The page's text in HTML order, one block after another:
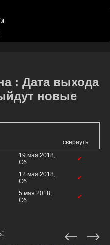
: Дата выхода
новые
свернуть
19 мая 2018,
Сб
✔
12 мая 2018,
Сб
✔
5 мая 2018,
Сб
✔